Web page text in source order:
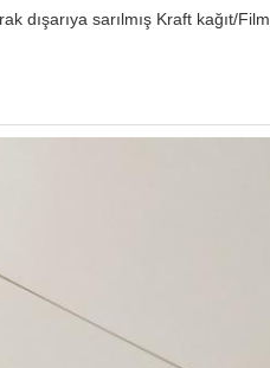
dışarıya sarılmış Kraft kağıt/Film.